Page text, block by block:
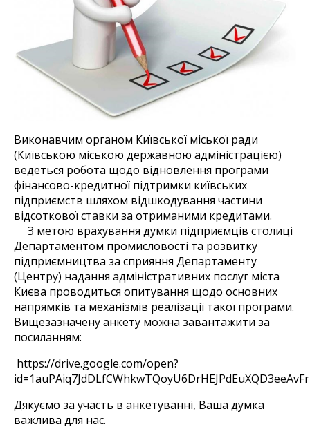
Виконавчим органом Київської міської ради
(Київською міською державною адміністрацією)
ведеться робота щодо відновлення програми
фінансово-кредитної підтримки київських
підприємств шляхом відшкодування частини
відсоткової ставки за отриманими кредитами.
З метою врахування думки підприємців столиці
Департаментом промисловості та розвитку
підприємництва за сприяння Департаменту
(Центру) надання адміністративних послуг міста
Києва проводиться опитування щодо основних
напрямків та механізмів реалізації такої програми.
Вищезазначену анкету можна завантажити за
посиланням:
https://drive.google.com/open?
Дякуємо за участь в анкетуванні, Ваша думка
важлива для нас.